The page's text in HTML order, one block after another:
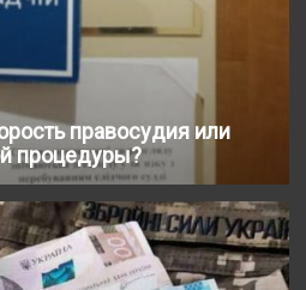
правосудия или
процедуры?